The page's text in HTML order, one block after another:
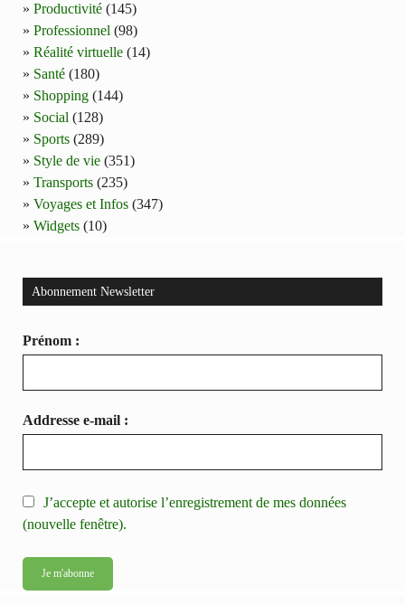
Productivité (145)
Professionnel (98)
Réalité virtuelle (14)
Santé (180)
Shopping (144)
Social (128)
Sports (289)
Style de vie (351)
Transports (235)
Voyages et Infos (347)
Widgets (10)
Abonnement Newsletter
Prénom :
Addresse e-mail :
J’accepte et autorise l’enregistrement de mes données
(nouvelle fenêtre).